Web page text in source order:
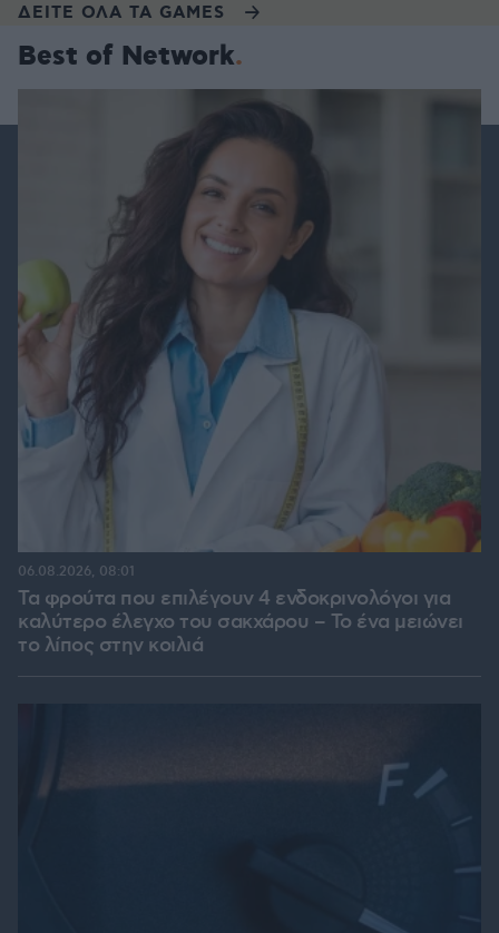
ΔΕΙΤΕ ΟΛΑ ΤΑ GAMES
Best of Network
Τα φρούτα που επιλέγουν 4 ενδοκρινολόγοι για
καλύτερο έλεγχο του σακχάρου – Το ένα μειώνει
το λίπος στην κοιλιά
06.08.2026, 08:01